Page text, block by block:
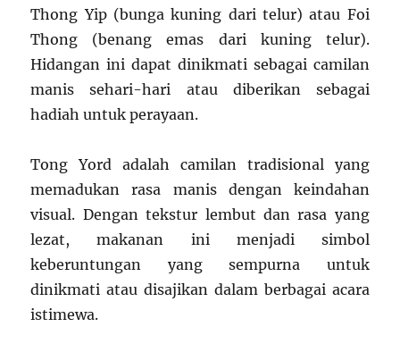
Thong Yip (bunga kuning dari telur) atau Foi
Thong (benang emas dari kuning telur).
Hidangan ini dapat dinikmati sebagai camilan
manis sehari-hari atau diberikan sebagai
hadiah untuk perayaan.
Tong Yord adalah camilan tradisional yang
memadukan rasa manis dengan keindahan
visual. Dengan tekstur lembut dan rasa yang
lezat, makanan ini menjadi simbol
keberuntungan yang sempurna untuk
dinikmati atau disajikan dalam berbagai acara
istimewa.